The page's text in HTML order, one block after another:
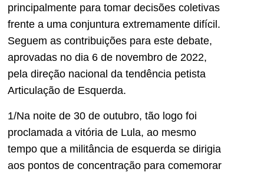
principalmente para tomar decisões coletivas
frente a uma conjuntura extremamente difícil.
Seguem as contribuições para este debate,
aprovadas no dia 6 de novembro de 2022,
pela direção nacional da tendência petista
Articulação de Esquerda.
1/Na noite de 30 de outubro, tão logo foi
proclamada a vitória de Lula, ao mesmo
tempo que a militância de esquerda se dirigia
aos pontos de concentração para comemorar